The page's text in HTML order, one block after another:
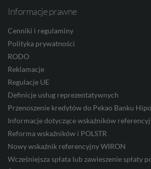
Informacje prawne
Cenniki i regulaminy
Polityka prywatności
RODO
Reklamacje
Regulacje UE
Definicje usług reprezentatywnych
Przenoszenie kredytów do Pekao Banku
Informacje dotyczące wskaźników
Reforma wskaźników i POLSTR
Nowy wskaźnik referencyjny WIRON
Wcześniejsza spłata lub zawieszenie spłaty